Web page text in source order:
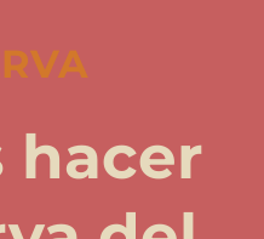
hacer